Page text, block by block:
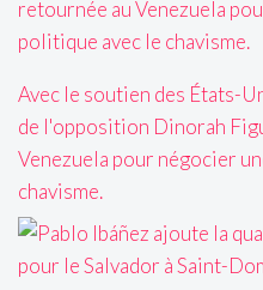
Avec le soutien des États-
de l'opposition Dinorah
Venezuela pour négocier
chavisme.